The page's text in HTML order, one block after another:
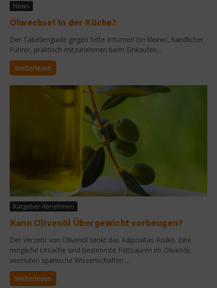
News
Ölwechsel in der Küche?
Der Tabellenguide gegen fette Irrtümer! Ein kleiner, handlicher
Führer, praktisch mitzunehmen beim Einkaufen...
Weiterlesen
Ratgeber Abnehmen
Kann Olivenöl Übergewicht vorbeugen?
Der Verzehr von Olivenöl senkt das Adipositas-Risiko. Eine
mögliche Ursache sind bestimmte Fettsäuren im Olivenöl,
vermuten spanische Wissenschaftler....
Weiterlesen